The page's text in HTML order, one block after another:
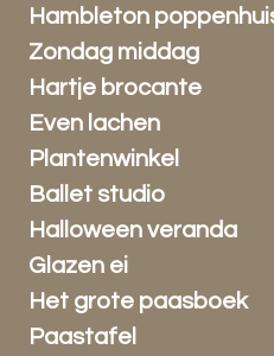
Hambleton
Zondag middag
Hartje brocante
Even lachen
Plantenwinkel
Ballet studio
Halloween veranda
Glazen ei
Het grote paasboek
Paastafel